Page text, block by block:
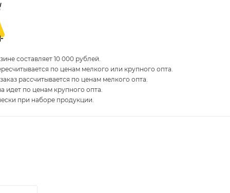
составляет 10 000 рублей.
по ценам мелкого или крупного опта.
рассчитывается по ценам мелкого опта.
идет по ценам крупного опта.
при наборе продукции.